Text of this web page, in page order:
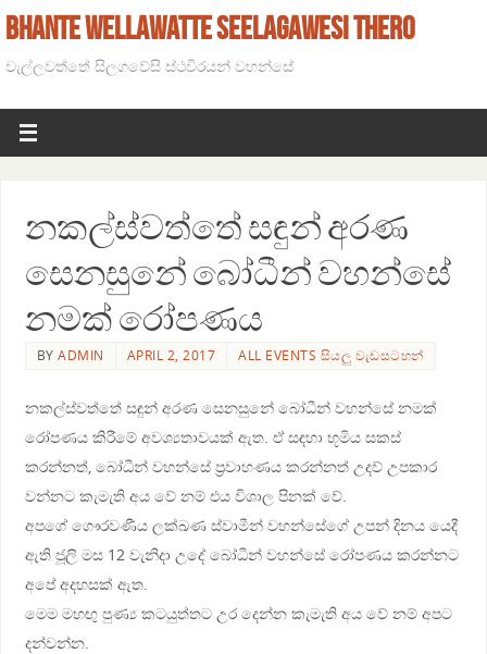
BHANTE WELLAWATTE SEELAGAWESI THERO
වැල්ලවත්තේ සිලගවේසි ස්ථවිරයන් වහන්සේ
නකල්ස්වත්තේ සඳුන් අරණ
සෙනසුනේ බෝධීන් වහන්සේ
නමක් රෝපණය
BYADMIN APRIL 2, 2017 ALL EVENTS සියලු වැඩසටහන්
නකල්ස්වත්තේ සඳුන් අරණ සෙනසුනේ බෝධීන් වහන්සේ නමක්
රෝපණය කිරීමේ අවශ්‍යතාවයක් ඇත. ඒ සඳහා භූමිය සකස්
කරන්නත්, බෝධීන් වහන්සේ ප්‍රවාහණය කරන්නත් උදව් උපකාර
වන්නට කැමැති අය වේ නම් එය විශාල පිනක් වේ.
අපගේ ගෞරවණීය ලක්ඛණ ස්වාමීන් වහන්සේගේ උපන් දිනය යෙදී
ඇති ජූලි මස 12 වැනිදා උදේ බෝධීන් වහන්සේ රෝපණය කරන්නට
අපේ අදහසක් ඇත.
මෙම මහඟු පුණ්‍ය කටයුත්තට උර දෙන්න කැමැති අය වේ නම් අපට
දන්වන්න.